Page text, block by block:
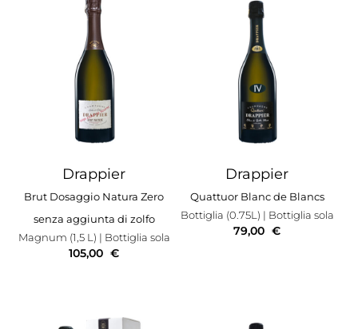
Drappier
Brut Dosaggio Natura Zero
senza aggiunta di zolfo
Magnum (1,5 L) | Bottiglia sola
105,00 €
Drappier
Quattuor Blanc de Blancs
Bottiglia (0.75L) | Bottiglia sola
79,00 €